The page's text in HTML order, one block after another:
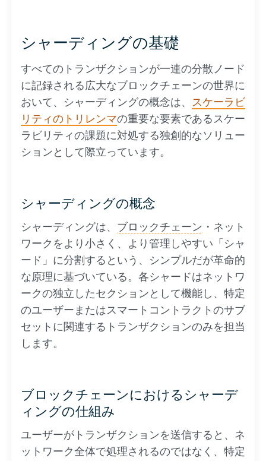
シャーディングの基礎
すべてのトランザクションが一連の分散ノード
に記録される広大なブロックチェーンの世界に
おいて、シャーディングの概念は、
スケーラビ
リティのトリレンマの重要な要素であるスケー
ラビリティの課題に対処する独創的なソリュー
ションとして際立っています。
シャーディングの概念
シャーディングは、 ブロックチェーン ・ネット
ワークをより小さく、より管理しやすい「シャ
ード」に分割するという、シンプルだが革命的
な原理に基づいている。各シャードはネットワ
ークの独立したセクションとして機能し、特定
のユーザーまたはスマートコントラクトのサブ
セットに関連するトランザクションのみを担当
します。
ブロックチェーンにおけるシャーデ
ィングの仕組み
ユーザーがトランザクションを送信すると、ネ
ットワーク全体で処理されるのではなく、特定